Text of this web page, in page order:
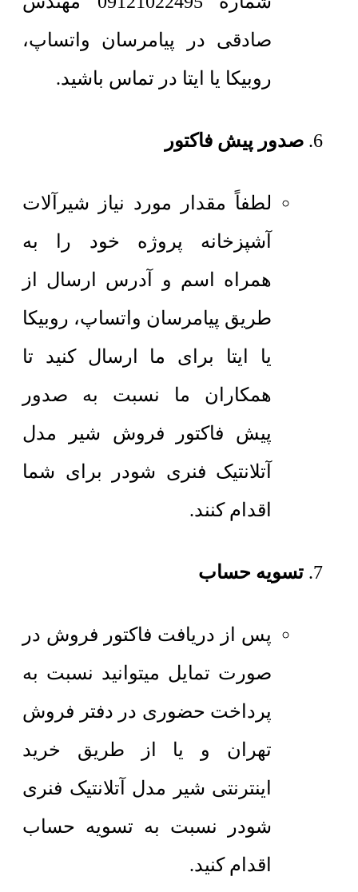
صادقی در پیامرسان واتساپ،
روبیکا یا ایتا در تماس باشید.
صدور پیش فاکتور
لطفاً مقدار مورد نیاز شیرآلات
آشپزخانه پروژه خود را به
همراه اسم و آدرس ارسال از
طریق پیامرسان واتساپ، روبیکا
یا ایتا برای ما ارسال کنید تا
همکاران ما نسبت به صدور
پیش فاکتور فروش شیر مدل
آتلانتیک فنری شودر برای شما
اقدام کنند.
تسویه حساب
پس از دریافت فاکتور فروش در
صورت تمایل میتوانید نسبت به
پرداخت حضوری در دفتر فروش
تهران و یا از طریق خرید
اینترنتی شیر مدل آتلانتیک فنری
شودر نسبت به تسویه حساب
اقدام کنید.